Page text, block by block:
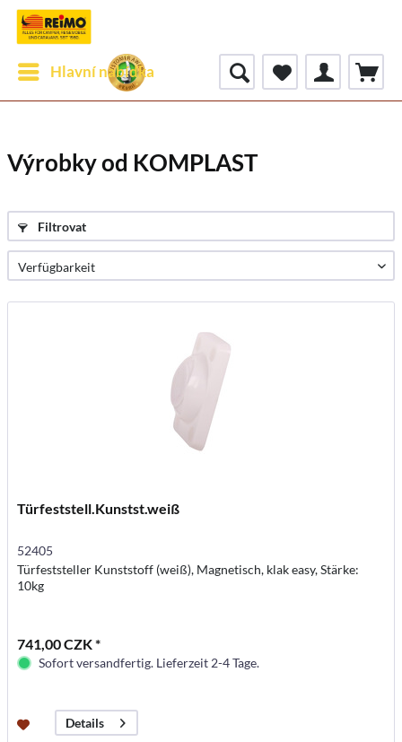
Hlavní nabídka
Výrobky od KOMPLAST
Filtrovat
Türfeststell.Kunstst.weiß
52405
Türfeststeller Kunststoff (weiß), Magnetisch, klak easy, Stärke:
10kg
741,00 CZK *
Sofort versandfertig. Lieferzeit 2-4 Tage.
Details